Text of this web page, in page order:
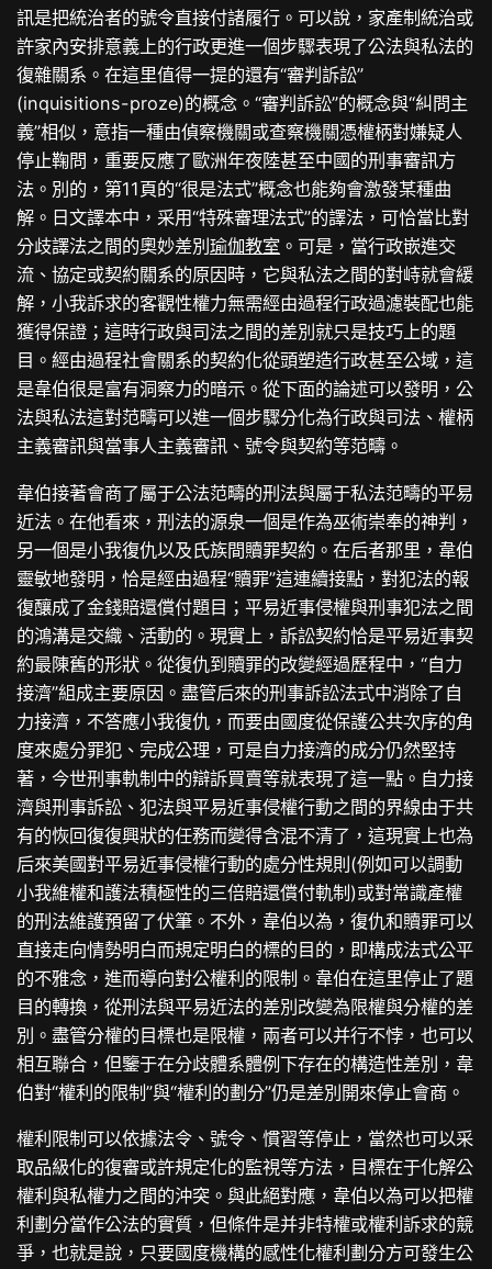
訊是把統治者的號令直接付諸履行。可以說，家產制統治或
許家內安排意義上的行政更進一個步驟表現了公法與私法的
復雜關系。在這里值得一提的還有“審判訴訟”
(inquisitions-proze)的概念。“審判訴訟”的概念與“糾問主
義”相似，意指一種由偵察機關或查察機關憑權柄對嫌疑人
停止鞠問，重要反應了歐洲年夜陸甚至中國的刑事審訊方
法。別的，第11頁的“很是法式”概念也能夠會激發某種曲
解。日文譯本中，采用“特殊審理法式”的譯法，可恰當比對
分歧譯法之間的奧妙差別瑜伽教室 。可是，當行政嵌進交
流、協定或契約關系的原因時，它與私法之間的對峙就會緩
解，小我訴求的客觀性權力無需經由過程行政過濾裝配也能
獲得保證；這時行政與司法之間的差別就只是技巧上的題
目。經由過程社會關系的契約化從頭塑造行政甚至公域，這
是韋伯很是富有洞察力的暗示。從下面的論述可以發明，公
法與私法這對范疇可以進一個步驟分化為行政與司法、權柄
主義審訊與當事人主義審訊、號令與契約等范疇。
韋伯接著會商了屬于公法范疇的刑法與屬于私法范疇的平易
近法。在他看來，刑法的源泉一個是作為巫術崇奉的神判，
另一個是小我復仇以及氏族間贖罪契約。在后者那里，韋伯
靈敏地發明，恰是經由過程“贖罪”這連續接點，對犯法的報
復釀成了金錢賠還償付題目；平易近事侵權與刑事犯法之間
的鴻溝是交織、活動的。現實上，訴訟契約恰是平易近事契
約最陳舊的形狀。從復仇到贖罪的改變經過歷程中，“自力
接濟”組成主要原因。盡管后來的刑事訴訟法式中消除了自
力接濟，不答應小我復仇，而要由國度從保護公共次序的角
度來處分罪犯、完成公理，可是自力接濟的成分仍然堅持
著，今世刑事軌制中的辯訴買賣等就表現了這一點。自力接
濟與刑事訴訟、犯法與平易近事侵權行動之間的界線由于共
有的恢回復復興狀的任務而變得含混不清了，這現實上也為
后來美國對平易近事侵權行動的處分性規則(例如可以調動
小我維權和護法積極性的三倍賠還償付軌制)或對常識產權
的刑法維護預留了伏筆。不外，韋伯以為，復仇和贖罪可以
直接走向情勢明白而規定明白的標的目的，即構成法式公平
的不雅念，進而導向對公權利的限制。韋伯在這里停止了題
目的轉換，從刑法與平易近法的差別改變為限權與分權的差
別。盡管分權的目標也是限權，兩者可以并行不悖，也可以
相互聯合，但鑒于在分歧體系體例下存在的構造性差別，韋
伯對“權利的限制”與“權利的劃分”仍是差別開來停止會商。
權利限制可以依據法令、號令、慣習等停止，當然也可以采
取品級化的復審或許規定化的監視等方法，目標在于化解公
權利與私權力之間的沖突。與此絕對應，韋伯以為可以把權
利劃分當作公法的實質，但條件是并非特權或權利訴求的競
爭，也就是說，只要國度機構的感性化權利劃分方可發生公